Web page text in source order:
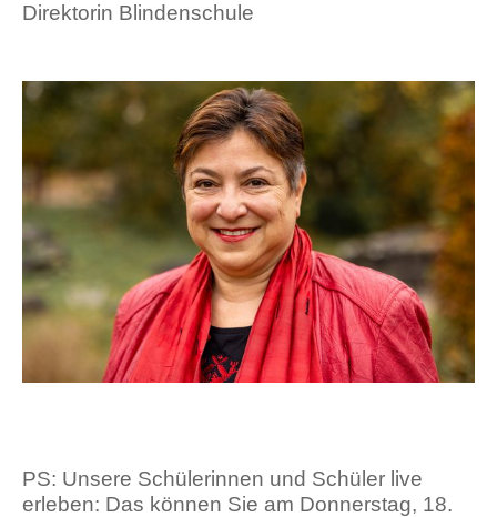
Direktorin Blindenschule
PS: Unsere Schülerinnen und Schüler live
erleben: Das können Sie am Donnerstag, 18.